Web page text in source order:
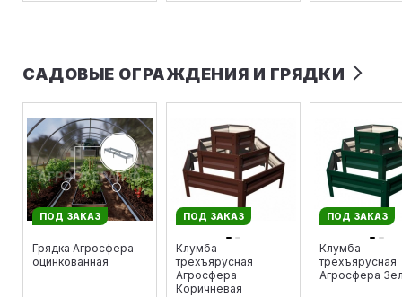
САДОВЫЕ ОГРАЖДЕНИЯ И ГРЯДКИ
ПОД ЗАКАЗ
Грядка Агросфера
оцинкованная
ПОД ЗАКАЗ
Клумба
трехъярусная
Агросфера
Коричневая
ПОД ЗАКАЗ
Клумба
трехъярусная
Агросфера